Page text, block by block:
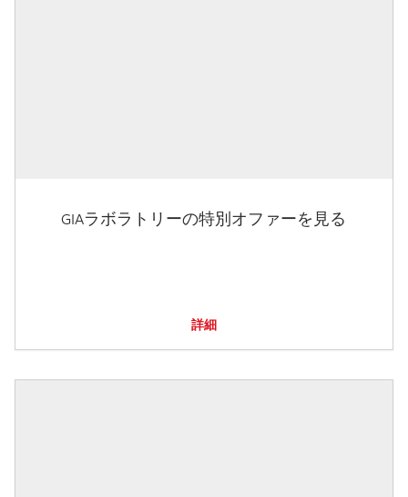
GIAラボラトリーの特別オファーを見る
詳細